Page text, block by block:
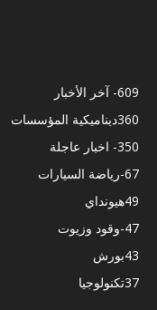
- آخر الأخبار609
ديناميكية المؤسسات360
- اخبار عاجلة350
-رياضة السيارات67
هيونداي49
-وقود وزيوت47
بورش43
تكنولوجيا37